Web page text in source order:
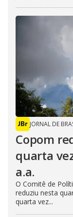
JORNAL DE
Copom
quarta
a.a.
O Comitê de
reduziu nesta
quarta vez...